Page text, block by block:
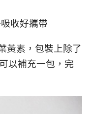
收好攜帶
黃素，包裝上除了
以補充一包，完